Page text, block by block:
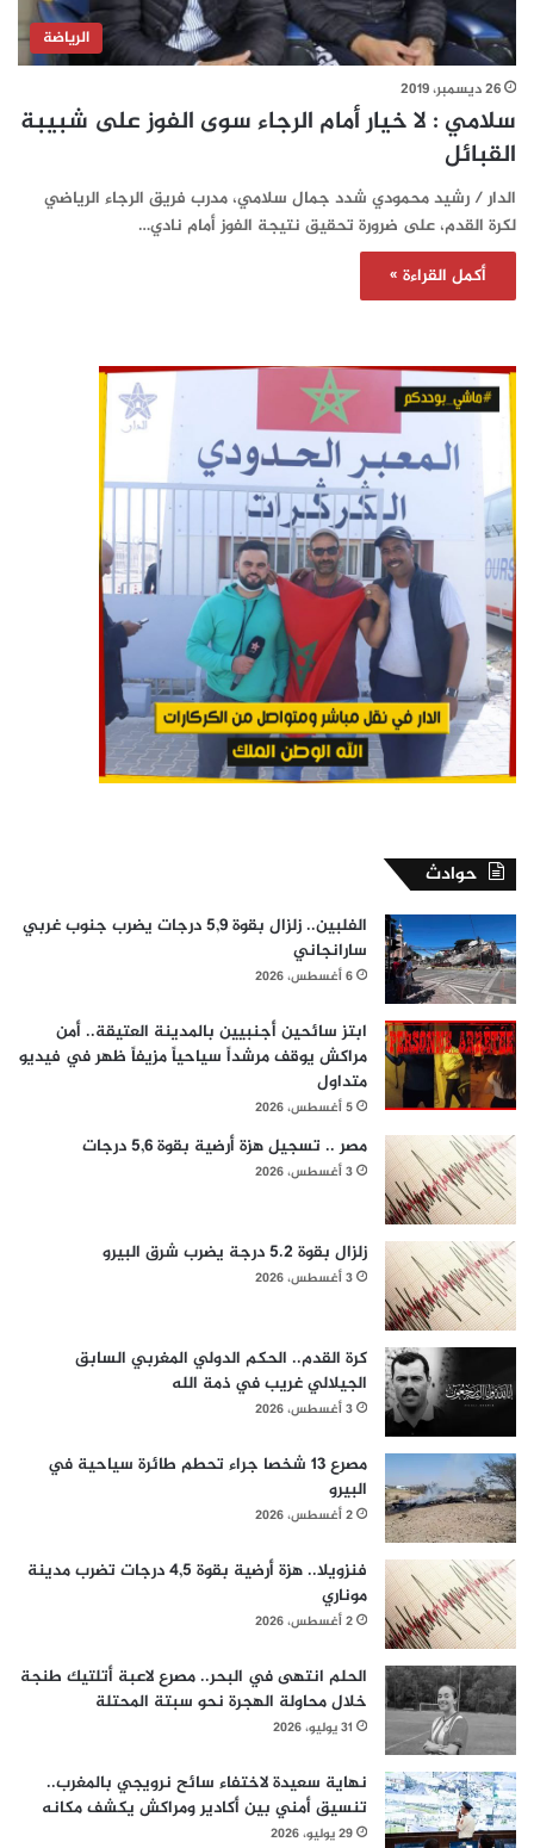
الرياضة
26 ديسمبر، 2019
سلامي : لا خيار أمام الرجاء سوى الفوز على شبيبة
القبائل
الدار / رشيد محمودي شدد جمال سلامي، مدرب فريق الرجاء الرياضي
لكرة القدم، على ضرورة تحقيق نتيجة الفوز أمام نادي…
أكمل القراءة »
حوادث
الفلبين.. زلزال بقوة 5,9 درجات يضرب جنوب غربي
سارانجاني
6 أغسطس، 2026
ابتز سائحين أجنبيين بالمدينة العتيقة.. أمن
مراكش يوقف مرشداً سياحياً مزيفاً ظهر في فيديو
متداول
5 أغسطس، 2026
مصر .. تسجيل هزة أرضية بقوة 5,6 درجات
3 أغسطس، 2026
زلزال بقوة 5.2 درجة يضرب شرق البيرو
3 أغسطس، 2026
كرة القدم.. الحكم الدولي المغربي السابق
الجيلالي غريب في ذمة الله
3 أغسطس، 2026
مصرع 13 شخصا جراء تحطم طائرة سياحية في
البيرو
2 أغسطس، 2026
فنزويلا.. هزة أرضية بقوة 4,5 درجات تضرب مدينة
موناري
2 أغسطس، 2026
الحلم انتهى في البحر.. مصرع لاعبة أتلتيك طنجة
خلال محاولة الهجرة نحو سبتة المحتلة
31 يوليو، 2026
نهاية سعيدة لاختفاء سائح نرويجي بالمغرب..
تنسيق أمني بين أكادير ومراكش يكشف مكانه
29 يوليو، 2026